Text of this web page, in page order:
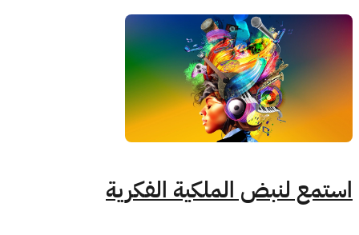
استمع لنبض الملكية الفكرية